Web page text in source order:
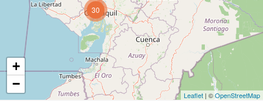
30
+
−
Leaflet | ©OpenStreetMap